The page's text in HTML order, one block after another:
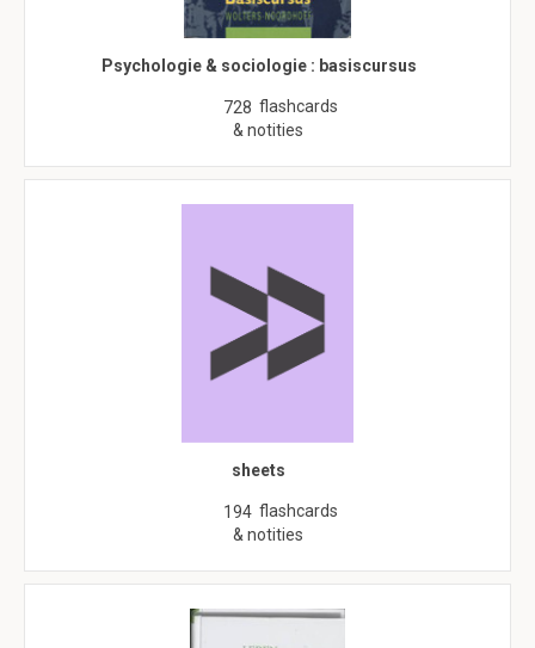
Psychologie & sociologie : basiscursus
728 flashcards
& notities
sheets
194 flashcards
& notities